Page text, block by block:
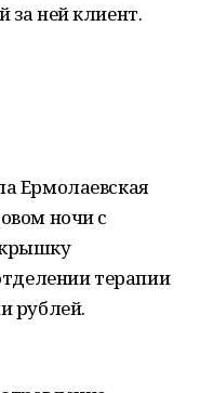
за ней клиент.
Ермолаевская
ночи с
терапии
рублей.